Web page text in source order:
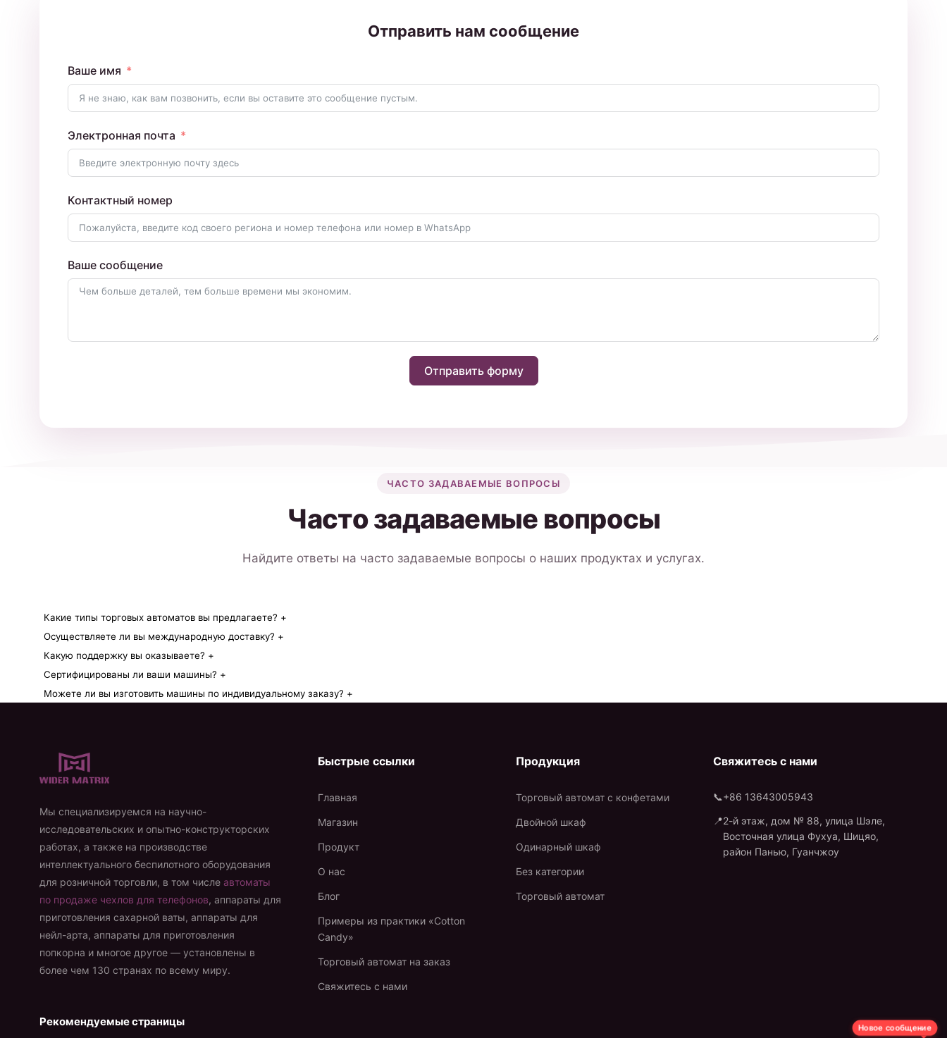
Отправить нам сообщение
Ваше имя
Электронная почта
Контактный номер
Ваше сообщение
Отправить форму
ЧАСТО ЗАДАВАЕМЫЕ ВОПРОСЫ
Часто задаваемые вопросы
Найдите ответы на часто задаваемые вопросы о наших продуктах и услугах.
Какие типы торговых автоматов вы предлагаете? +
Осуществляете ли вы международную доставку? +
Какую поддержку вы оказываете? +
Сертифицированы ли ваши машины? +
Можете ли вы изготовить машины по индивидуальному заказу? +
Мы специализируемся на научно-
исследовательских и опытно-конструкторских
работах, а также на производстве
интеллектуального беспилотного оборудования
для розничной торговли, в том числе автоматы
по продаже чехлов для телефонов, аппараты для
приготовления сахарной ваты, аппараты для
нейл-арта, аппараты для приготовления
попкорна и многое другое — установлены в
более чем 130 странах по всему миру.
Быстрые ссылки
Главная
Магазин
Продукт
О нас
Блог
Примеры из практики «Cotton
Candy»
Торговый автомат на заказ
Свяжитесь с нами
Продукция
Торговый автомат с конфетами
Двойной шкаф
Одинарный шкаф
Без категории
Торговый автомат
Свяжитесь с нами
📞+86 13643005943
📍2-й этаж, дом № 88, улица Шэле,
Восточная улица Фухуа, Шицяо,
район Панью, Гуанчжоу
Рекомендуемые страницы
Новое сообщение